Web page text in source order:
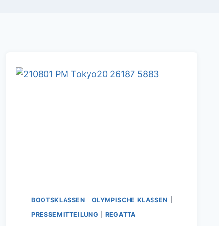
BOOTSKLASSEN OLYMPISCHE KLASSEN
PRESSEMITTEILUNG |REGATTA